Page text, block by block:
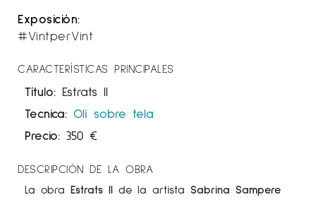
Exposición:
#VintperVint
CARACTERÍSTICAS PRINCIPALES
Título: Estrats II
Tecnica: Oli sobre tela
Precio: 350 €
DESCRIPCIÓN DE LA OBRA
La obra Estrats II de la artista Sabrina Sampere